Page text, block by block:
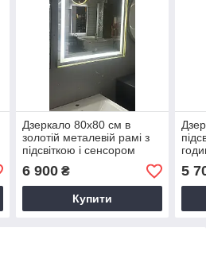
Дзеркало 80х80 см в
золотій металевій рамі з
підсвіткою і сенсором
6 900₴
Купити
5